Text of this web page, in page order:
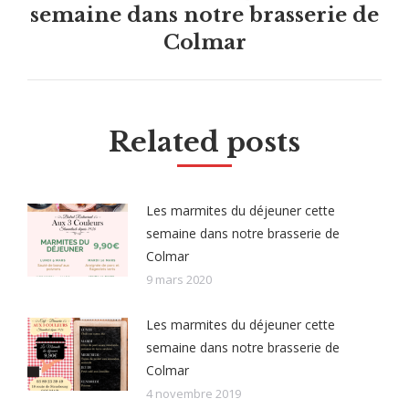
Next
post:
semaine dans notre brasserie de
Colmar
Related posts
Les marmites du déjeuner cette
semaine dans notre brasserie de
Colmar
9 mars 2020
Les marmites du déjeuner cette
semaine dans notre brasserie de
Colmar
4 novembre 2019